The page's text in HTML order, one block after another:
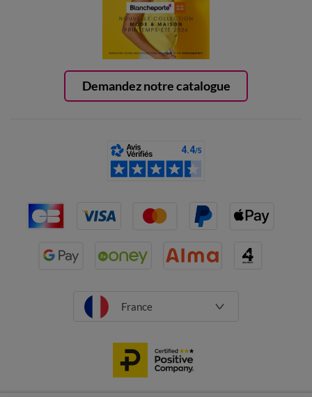
Demandez notre catalogue
France